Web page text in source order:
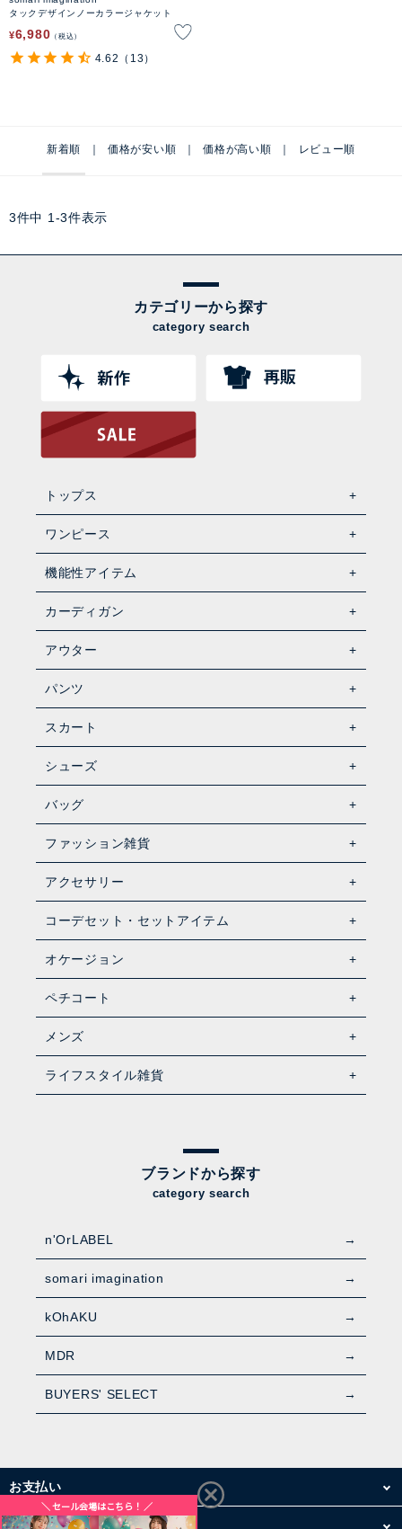
タックデザインノーカラージャケット
¥6,980 税込
4.62 （13）
新着順 価格が安い順 価格が高い順 レビュー順
3件中 1 -3件表示
カテゴリーから探す
category search
トップス
ワンピース
機能性アイテム
カーディガン
アウター
パンツ
スカート
シューズ
バッグ
ファッション雑貨
アクセサリー
コーデセット・セットアイテム
オケージョン
ペチコート
メンズ
ライフスタイル雑貨
ブランドから探す
category search
n'OrLABEL
somari imagination
kOhAKU
MDR
BUYERS' SELECT
お支払い
配送・送料